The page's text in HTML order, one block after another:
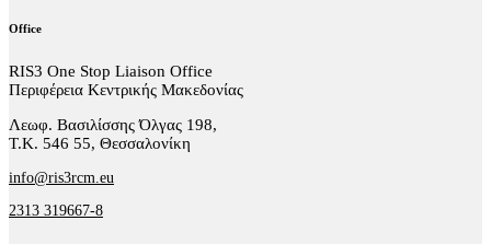
Office
RIS3 One Stop Liaison Office
Περιφέρεια Κεντρικής Μακεδονίας
Λεωφ. Βασιλίσσης Όλγας 198,
Τ.Κ. 546 55, Θεσσαλονίκη
info@ris3rcm.eu
2313 319667-8